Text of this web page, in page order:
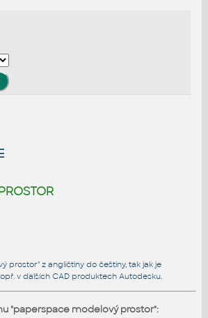
prostor" z angličtiny do češtiny, tak jak je
v dalších CAD produktech Autodesku.
"paperspace modelový prostor":